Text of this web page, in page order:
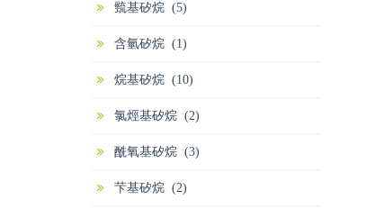
巰基矽烷 (5)
含氫矽烷 (1)
烷基矽烷 (10)
氯烴基矽烷 (2)
酰氧基矽烷 (3)
芐基矽烷 (2)